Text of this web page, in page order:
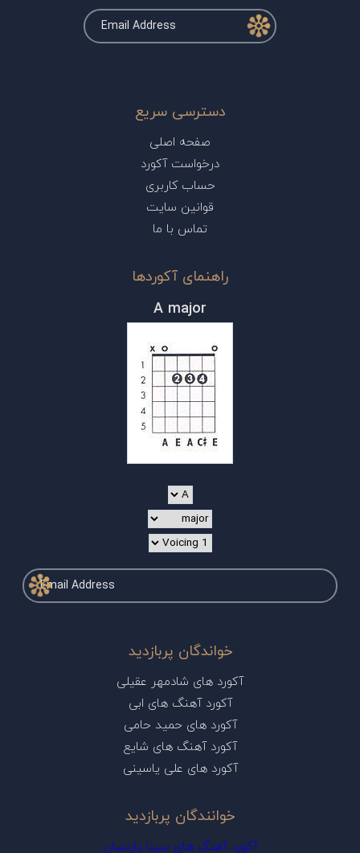
دسترسی سریع
صفحه اصلی
درخواست آکورد
حساب کاربری
قوانین سایت
تماس با ما
راهنمای آکوردها
A major
خواندگان پربازدید
آکورد های شادمهر عقیلی
آکورد آهنگ های ابی
آکورد های حمید حامی
آکورد آهنگ های شایع
آکورد های علی یاسینی
خوانندگان پربازدید
آکورد آهنگ های سینا پارسیان